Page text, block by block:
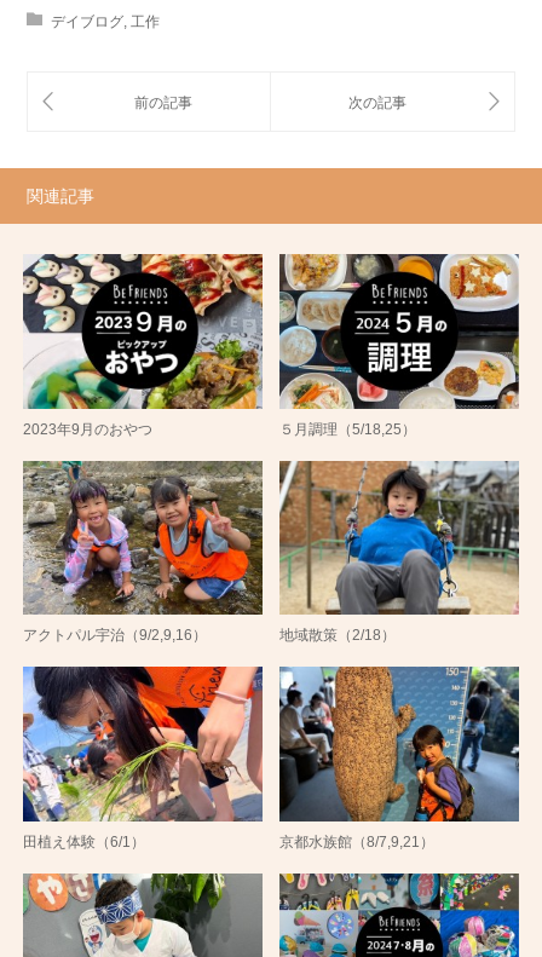
デイブログ, 工作
関連記事
2023年9月のおやつ ５月調理（5/18,25）
アクトパル宇治（9/2,9,16） 地域散策（2/18）
田植え体験（6/1） 京都水族館（8/7,9,21）